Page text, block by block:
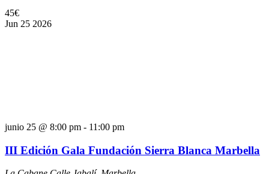
45€
Jun 25 2026
junio 25 @ 8:00 pm - 11:00 pm
III Edición Gala Fundación Sierra Blanca Marbella